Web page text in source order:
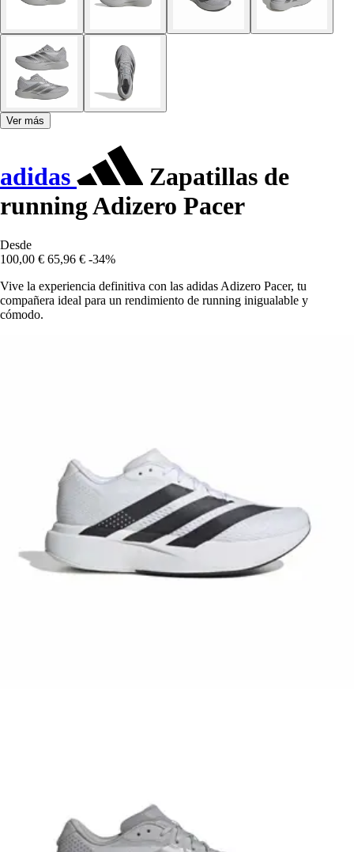
Ver más
adidas
Zapatillas de
running Adizero Pacer
Desde
100,00 € 65,96 € -34%
Vive la experiencia definitiva con las adidas Adizero Pacer, tu
compañera ideal para un rendimiento de running inigualable y
cómodo.